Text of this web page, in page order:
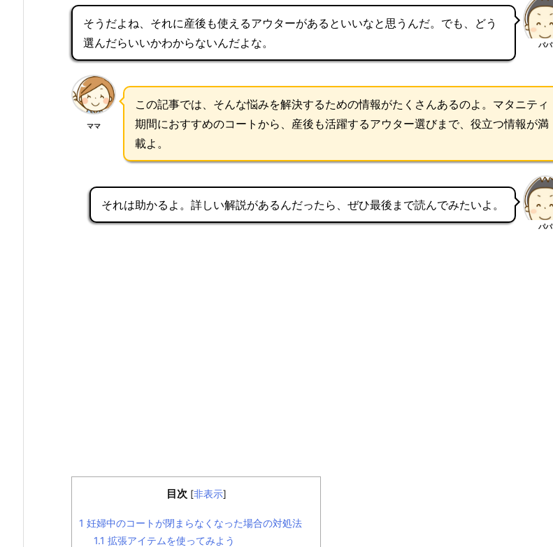
そうだよね、それに産後も使えるアウターがあるといいなと思うんだ。でも、どう
選んだらいいかわからないんだよな。
パパ
ママ
この記事では、そんな悩みを解決するための情報がたくさんあるのよ。マタニティ
期間におすすめのコートから、産後も活躍するアウター選びまで、役立つ情報が満
載よ。
それは助かるよ。詳しい解説があるんだったら、ぜひ最後まで読んでみたいよ。
パパ
目次 [非表示]
1 妊婦中のコートが閉まらなくなった場合の対処法
1.1 拡張アイテムを使ってみよう